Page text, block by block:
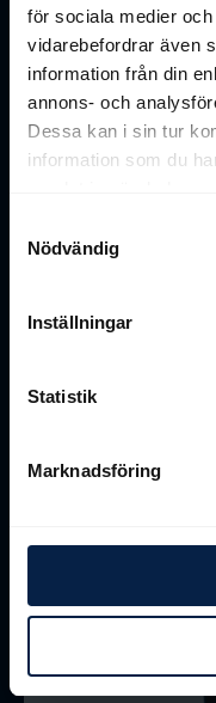
för sociala medier
vidarebefordrar även
information från din
annons- och
Dessa kan i sin tur
information som du
Nödvändig
Inställningar
Statistik
Marknadsföring
"Mycket bra
Det är dags för
svensk mark och vi har
som komma skall.